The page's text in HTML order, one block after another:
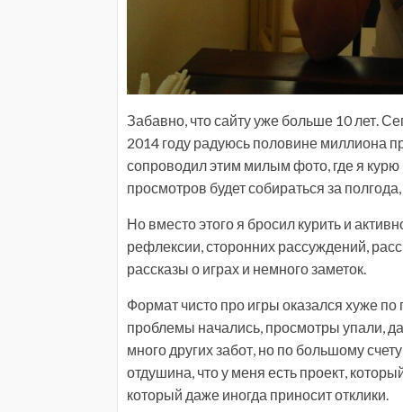
Забавно, что сайту уже больше 10 лет.
2014 году радуюсь половине миллиона
сопроводил этим милым фото, где я
просмотров будет собираться за
Но вместо этого я бросил курить и
рефлексии, сторонних рассуждений,
рассказы о играх и немного заметок.
Формат чисто про игры оказался хуже
проблемы начались, просмотры упали,
много других забот, но по большому
отдушина, что у меня есть проект,
который даже иногда приносит отклики.